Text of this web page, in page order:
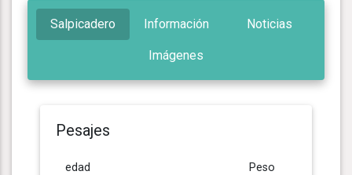
Salpicadero Información Noticias
Imágenes
Pesajes
edad Peso